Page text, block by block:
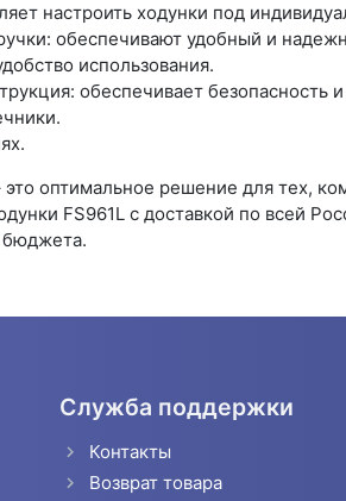
настроить ходунки под
обеспечивают удобный и
использования.
обеспечивает безопасность
оптимальное решение для тех,
FS961L с доставкой по всей
бюджета.
Служба поддержки
Контакты
Возврат товара